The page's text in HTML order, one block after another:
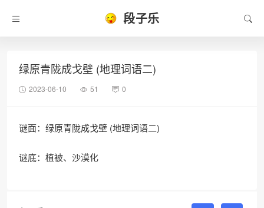
段子乐
绿原青陇成戈壁 (地理词语二)
2023-06-10 51 0
谜面：绿原青陇成戈壁 (地理词语二)
谜底：植被、沙漠化